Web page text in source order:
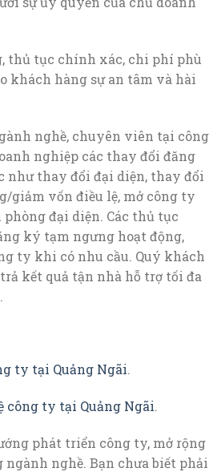
thủ tục chính xác, chi phí phù
khách hàng sự an tâm và hài
nghề, chuyên viên tại công
nghiệp các thay đổi đăng
như thay đổi đại diện, thay đổi
giảm vốn điều lệ, mở công ty
đại diện. Các thủ tục
ký tạm ngưng hoạt động,
ty khi có nhu cầu. Quý khách
kết quả tận nhà hỗ trợ tối đa
ty tại Quảng Ngãi.
công ty tại Quảng Ngãi.
phát triển công ty, mở rộng
ngành nghề. Bạn chưa biết phải